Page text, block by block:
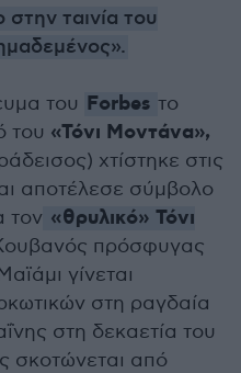
ταινία του
του Forbes το
του «Τόνι Μοντάνα»,
χτίστηκε στις
αποτέλεσε σύμβολο
τον «θρυλικό» Τόνι
πρόσφυγας
γίνεται
στη ραγδαία
στη δεκαετία του
σκοτώνεται από